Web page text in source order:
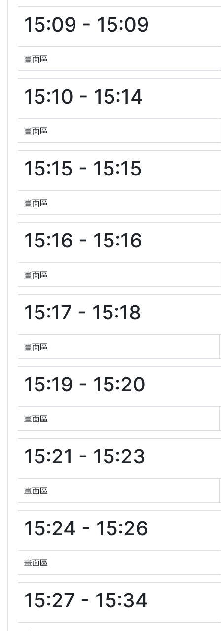
15:09 - 15:09
畫面區
15:10 - 15:14
畫面區
15:15 - 15:15
畫面區
15:16 - 15:16
畫面區
15:17 - 15:18
畫面區
15:19 - 15:20
畫面區
15:21 - 15:23
畫面區
15:24 - 15:26
畫面區
15:27 - 15:34